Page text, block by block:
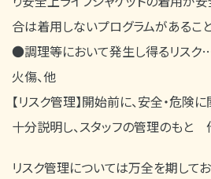
合は着用しないプログラムがあるこ
●調理等において発生し得るリスク
火傷、他
【リスク管理】開始前に、安全・危険
十分説明し、スタッフの管理のもと
リスク管理については万全を期して